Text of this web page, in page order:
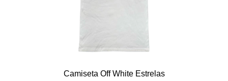
Camiseta Off White Estrelas